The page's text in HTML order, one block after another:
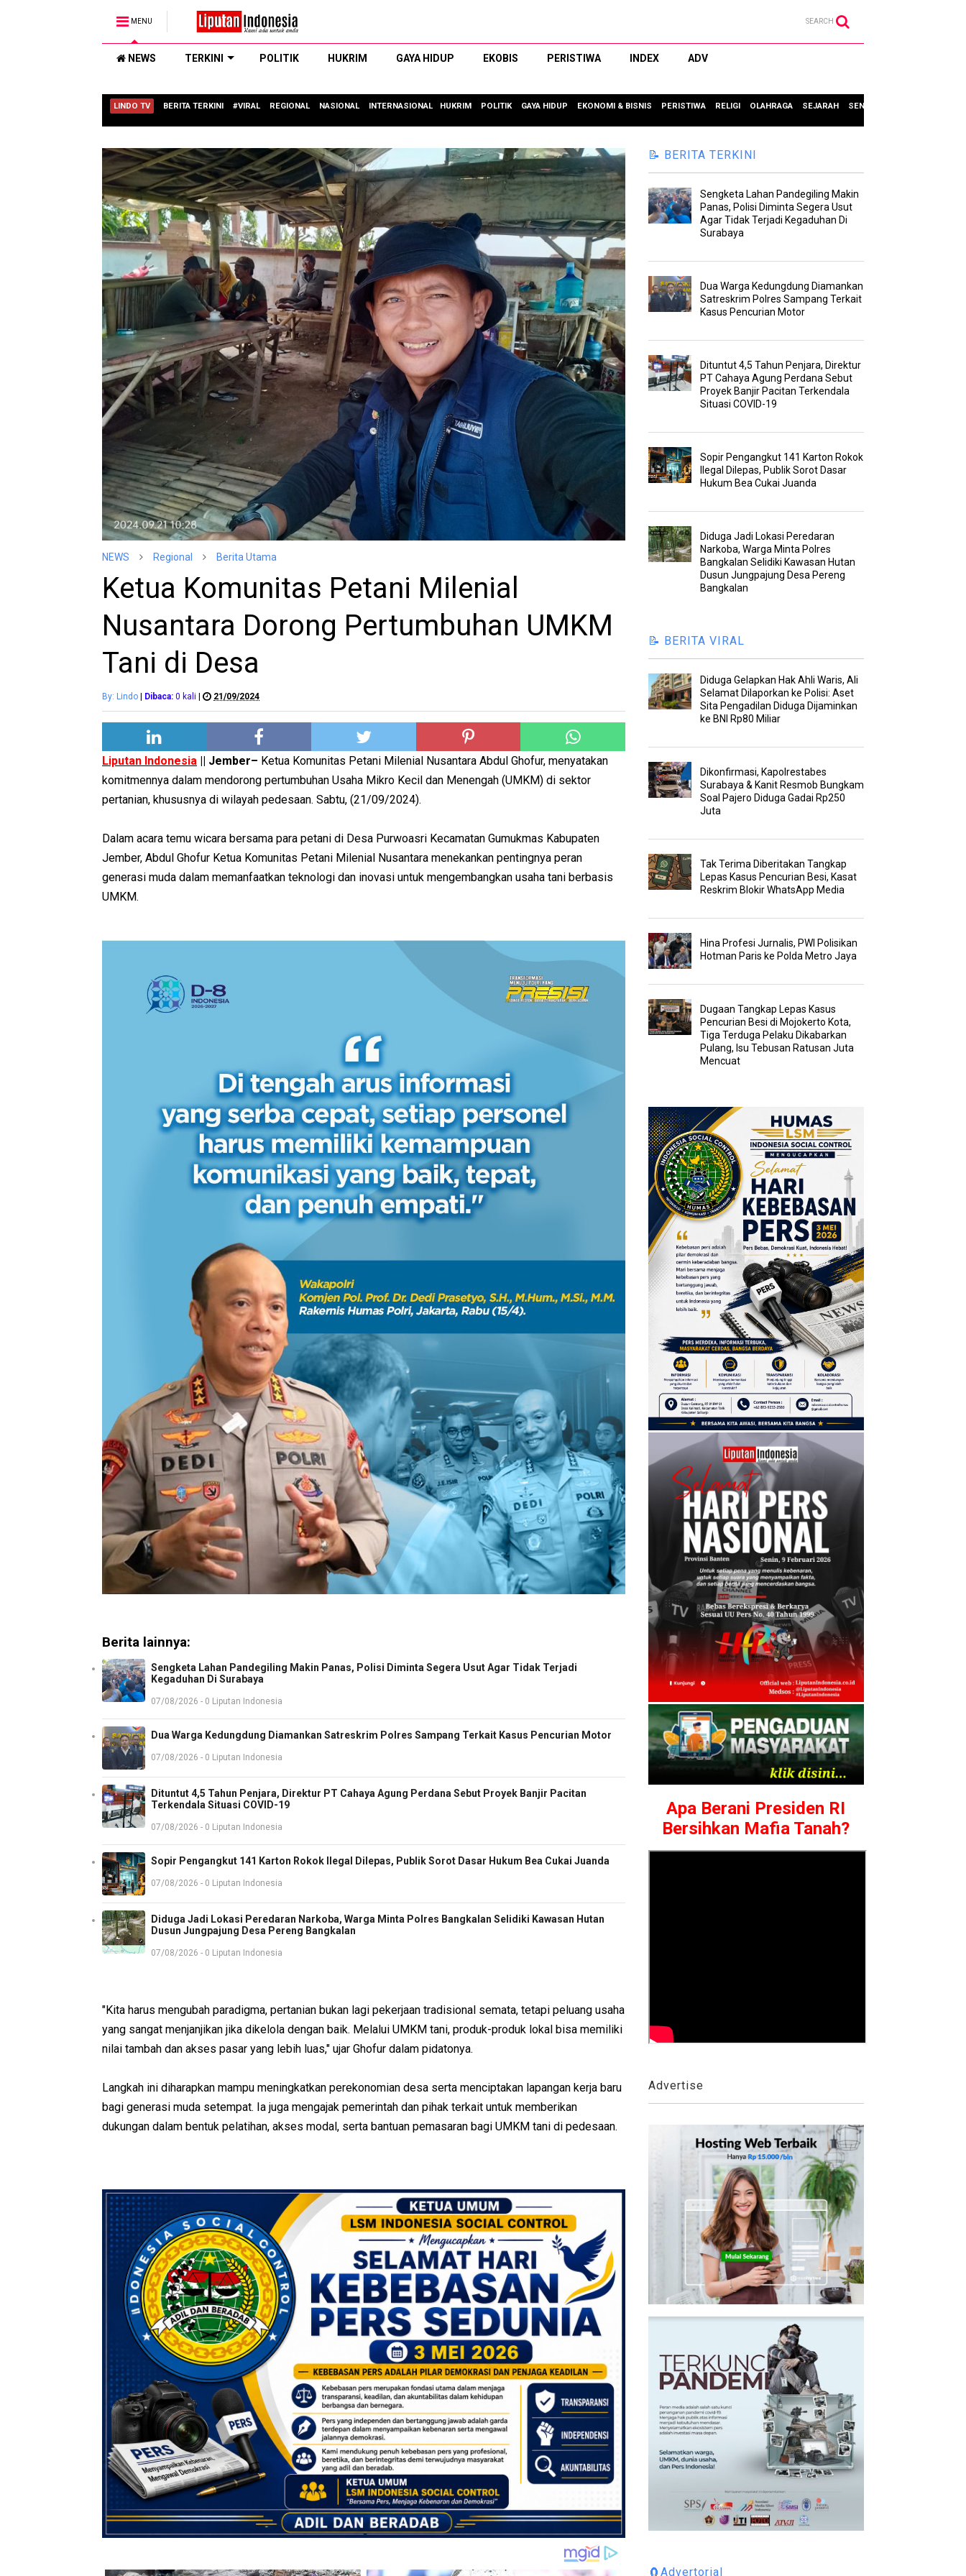
MENU SEARCH
NEWS TERKINI POLITIK HUKRIM GAYA HIDUP EKOBIS PERISTIWA INDEX ADV
LINDO TV BERITA TERKINI #VIRAL REGIONAL NASIONAL INTERNASIONAL HUKRIM POLITIK GAYA HIDUP EKONOMI & BISNIS PERISTIWA RELIGI OLAHRAGA SEJARAH SENI & BUDAYA
NEWS Regional Berita Utama
Ketua Komunitas Petani Milenial
Nusantara Dorong Pertumbuhan UMKM
Tani di Desa
By: Lindo Dibaca: 0 kali 21/09/2024
Liputan Indonesia || Jember– Ketua Komunitas Petani Milenial Nusantara Abdul Ghofur, menyatakan
komitmennya dalam mendorong pertumbuhan Usaha Mikro Kecil dan Menengah (UMKM) di sektor
pertanian, khususnya di wilayah pedesaan. Sabtu, (21/09/2024).
Dalam acara temu wicara bersama para petani di Desa Purwoasri Kecamatan Gumukmas Kabupaten
Jember, Abdul Ghofur Ketua Komunitas Petani Milenial Nusantara menekankan pentingnya peran
generasi muda dalam memanfaatkan teknologi dan inovasi untuk mengembangkan usaha tani berbasis
UMKM.
Berita lainnya:
Sengketa Lahan Pandegiling Makin Panas, Polisi Diminta Segera Usut Agar Tidak Terjadi
Kegaduhan Di Surabaya
07/08/2026 - 0 Liputan Indonesia
Dua Warga Kedungdung Diamankan Satreskrim Polres Sampang Terkait Kasus Pencurian Motor
07/08/2026 - 0 Liputan Indonesia
Dituntut 4,5 Tahun Penjara, Direktur PT Cahaya Agung Perdana Sebut Proyek Banjir Pacitan
Terkendala Situasi COVID-19
07/08/2026 - 0 Liputan Indonesia
Sopir Pengangkut 141 Karton Rokok Ilegal Dilepas, Publik Sorot Dasar Hukum Bea Cukai Juanda
07/08/2026 - 0 Liputan Indonesia
Diduga Jadi Lokasi Peredaran Narkoba, Warga Minta Polres Bangkalan Selidiki Kawasan Hutan
Dusun Jungpajung Desa Pereng Bangkalan
07/08/2026 - 0 Liputan Indonesia
"Kita harus mengubah paradigma, pertanian bukan lagi pekerjaan tradisional semata, tetapi peluang usaha
yang sangat menjanjikan jika dikelola dengan baik. Melalui UMKM tani, produk-produk lokal bisa memiliki
nilai tambah dan akses pasar yang lebih luas," ujar Ghofur dalam pidatonya.
Langkah ini diharapkan mampu meningkatkan perekonomian desa serta menciptakan lapangan kerja baru
bagi generasi muda setempat. Ia juga mengajak pemerintah dan pihak terkait untuk memberikan
dukungan dalam bentuk pelatihan, akses modal, serta bantuan pemasaran bagi UMKM tani di pedesaan.
📝 BERITA TERKINI
Sengketa Lahan Pandegiling Makin
Panas, Polisi Diminta Segera Usut
Agar Tidak Terjadi Kegaduhan Di
Surabaya
Dua Warga Kedungdung Diamankan
Satreskrim Polres Sampang Terkait
Kasus Pencurian Motor
Dituntut 4,5 Tahun Penjara, Direktur
PT Cahaya Agung Perdana Sebut
Proyek Banjir Pacitan Terkendala
Situasi COVID-19
Sopir Pengangkut 141 Karton Rokok
Ilegal Dilepas, Publik Sorot Dasar
Hukum Bea Cukai Juanda
Diduga Jadi Lokasi Peredaran
Narkoba, Warga Minta Polres
Bangkalan Selidiki Kawasan Hutan
Dusun Jungpajung Desa Pereng
Bangkalan
📝 BERITA VIRAL
Diduga Gelapkan Hak Ahli Waris, Ali
Selamat Dilaporkan ke Polisi: Aset
Sita Pengadilan Diduga Dijaminkan
ke BNI Rp80 Miliar
Dikonfirmasi, Kapolrestabes
Surabaya & Kanit Resmob Bungkam
Soal Pajero Diduga Gadai Rp250
Juta
Tak Terima Diberitakan Tangkap
Lepas Kasus Pencurian Besi, Kasat
Reskrim Blokir WhatsApp Media
Hina Profesi Jurnalis, PWI Polisikan
Hotman Paris ke Polda Metro Jaya
Dugaan Tangkap Lepas Kasus
Pencurian Besi di Mojokerto Kota,
Tiga Terduga Pelaku Dikabarkan
Pulang, Isu Tebusan Ratusan Juta
Mencuat
Apa Berani Presiden RI
Bersihkan Mafia Tanah?
Advertise
🧲Advertorial